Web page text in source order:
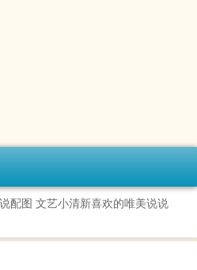
配图 文艺小清新喜欢的唯美说说